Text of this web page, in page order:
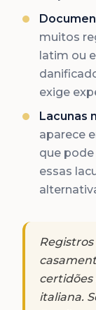
muitos
latim ou
exige
Lacunas
aparece
que
essas
certidões
italiana.